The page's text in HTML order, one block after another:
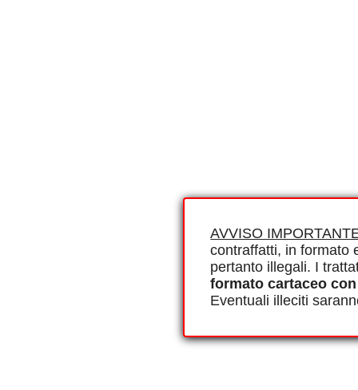
AVVISO
contraffatti, in formato
pertanto illegali. I
formato cartaceo
Eventuali illeciti